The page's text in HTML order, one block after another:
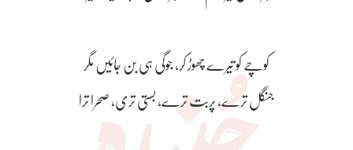
کوچے کو تیرے چھوڑ کر، جوگی ہی بن جائیں مگر
جنگل ترے، پربت ترے، بستی تری، صحرا ترا